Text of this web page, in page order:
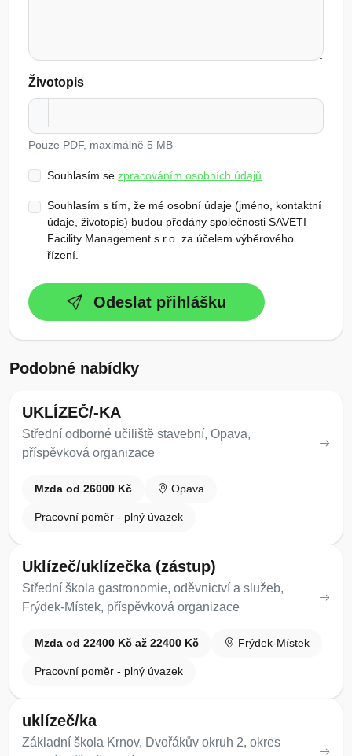
Životopis
Pouze PDF, maximálně 5 MB
Souhlasím se zpracováním osobních údajů
Souhlasím s tím, že mé osobní údaje (jméno, kontaktní
údaje, životopis) budou předány společnosti SAVETI
Facility Management s.r.o. za účelem výběrového
řízení.
Odeslat přihlášku
Podobné nabídky
UKLÍZEČ/-KA
Střední odborné učiliště stavební, Opava,
příspěvková organizace
Mzda od 26000 Kč Opava
Pracovní poměr - plný úvazek
Uklízeč/uklízečka (zástup)
Střední škola gastronomie, oděvnictví a služeb,
Frýdek-Místek, příspěvková organizace
Mzda od 22400 Kč až 22400 Kč Frýdek-Místek
Pracovní poměr - plný úvazek
uklízeč/ka
Základní škola Krnov, Dvořákův okruh 2, okres